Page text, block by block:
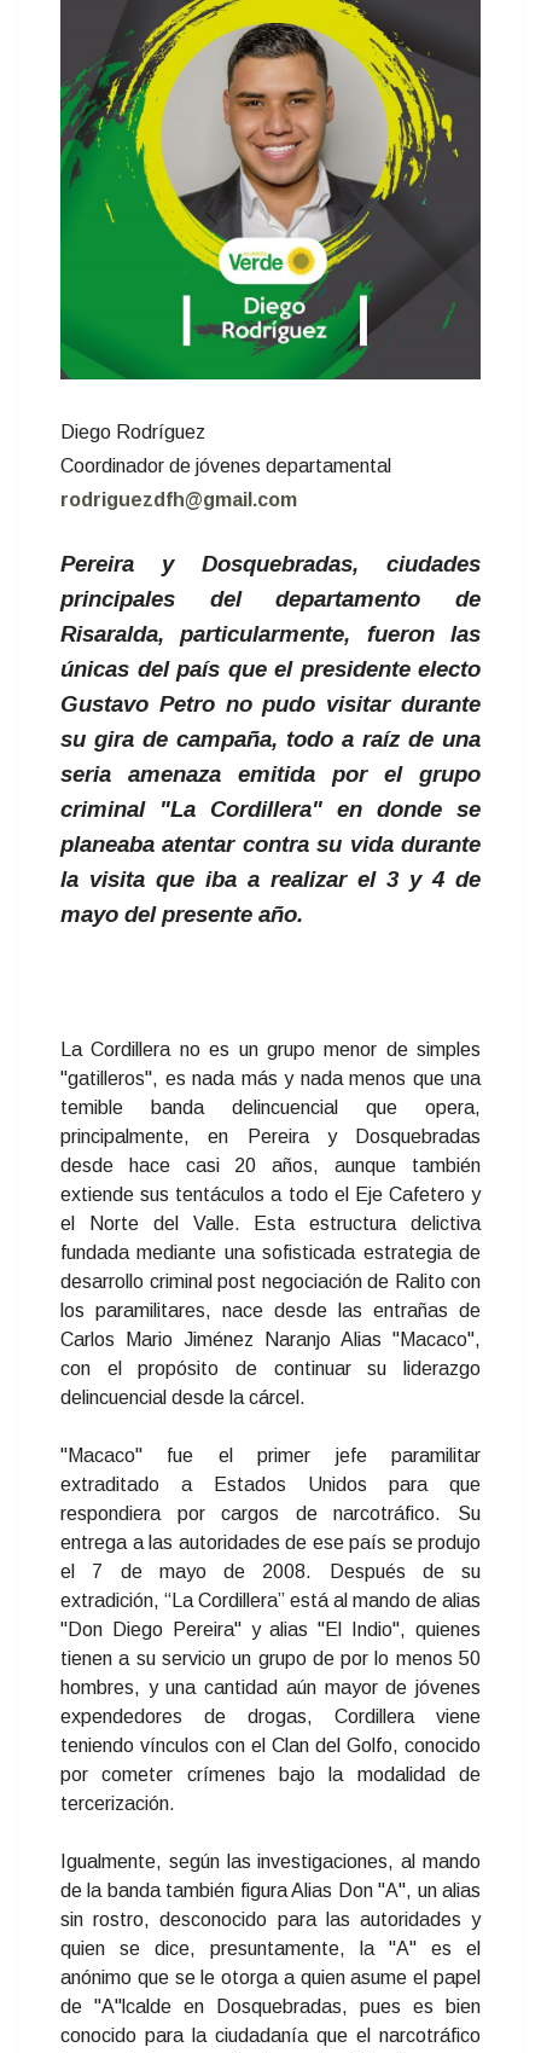
Diego Rodríguez
Coordinador de jóvenes departamental
rodriguezdfh@gmail.com
Pereira y Dosquebradas, ciudades
principales del departamento de
Risaralda, particularmente, fueron las
únicas del país que el presidente electo
Gustavo Petro no pudo visitar durante
su gira de campaña, todo a raíz de una
seria amenaza emitida por el grupo
criminal "La Cordillera" en donde se
planeaba atentar contra su vida durante
la visita que iba a realizar el 3 y 4 de
mayo del presente año.
La Cordillera no es un grupo menor de simples
"gatilleros", es nada más y nada menos que una
temible banda delincuencial que opera,
principalmente, en Pereira y Dosquebradas
desde hace casi 20 años, aunque también
extiende sus tentáculos a todo el Eje Cafetero y
el Norte del Valle. Esta estructura delictiva
fundada mediante una sofisticada estrategia de
desarrollo criminal post negociación de Ralito con
los paramilitares, nace desde las entrañas de
Carlos Mario Jiménez Naranjo Alias "Macaco",
con el propósito de continuar su liderazgo
delincuencial desde la cárcel.
"Macaco" fue el primer jefe paramilitar
extraditado a Estados Unidos para que
respondiera por cargos de narcotráfico. Su
entrega a las autoridades de ese país se produjo
el 7 de mayo de 2008. Después de su
extradición, “La Cordillera” está al mando de alias
"Don Diego Pereira" y alias "El Indio", quienes
tienen a su servicio un grupo de por lo menos 50
hombres, y una cantidad aún mayor de jóvenes
expendedores de drogas, Cordillera viene
teniendo vínculos con el Clan del Golfo, conocido
por cometer crímenes bajo la modalidad de
tercerización.
Igualmente, según las investigaciones, al mando
de la banda también figura Alias Don "A", un alias
sin rostro, desconocido para las autoridades y
quien se dice, presuntamente, la "A" es el
anónimo que se le otorga a quien asume el papel
de "A"lcalde en Dosquebradas, pues es bien
conocido para la ciudadanía que el narcotráfico